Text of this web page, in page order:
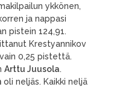
ykkönen,
ja nappasi
pistein 124,91.
Krestyannikov
0,25 pistettä.
Arttu Juusola.
oli neljäs. Kaikki neljä